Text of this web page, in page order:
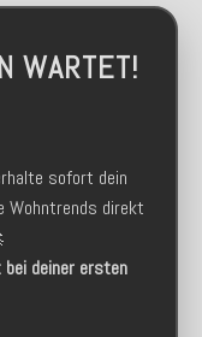
WARTET!
sofort dein
Wohntrends direkt
deiner ersten